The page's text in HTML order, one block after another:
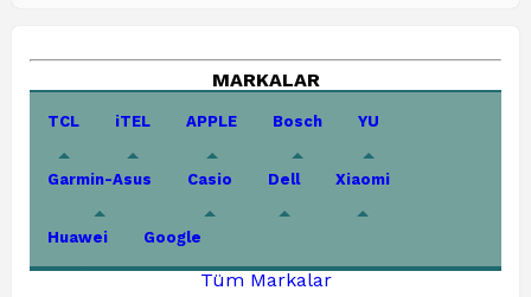
MARKALAR
TCL iTEL APPLE Bosch YU
Garmin-Asus Casio Dell Xiaomi
Huawei Google
Tüm Markalar